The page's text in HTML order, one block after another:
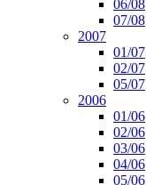
06/08
07/08
2007
01/07
02/07
05/07
2006
01/06
02/06
03/06
04/06
05/06